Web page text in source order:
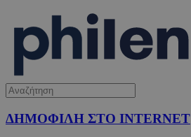
ΔΗΜΟΦΙΛΗ ΣΤΟ INTERNET